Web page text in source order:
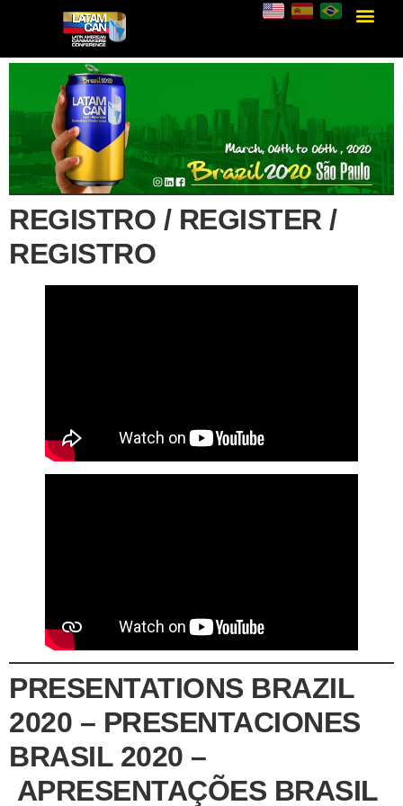
REGISTRO / REGISTER /
REGISTRO
PRESENTATIONS BRAZIL
2020 – PRESENTACIONES
BRASIL 2020 –
APRESENTAÇÕES BRASIL